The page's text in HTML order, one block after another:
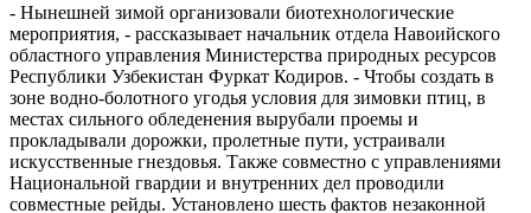
- Нынешней зимой организовали биотехнологические
мероприятия, - рассказывает начальник отдела Навоийского
областного управления Министерства природных ресурсов
Республики Узбекистан Фуркат Кодиров. - Чтобы создать в
зоне водно-болотного угодья условия для зимовки птиц, в
местах сильного обледенения вырубали проемы и
прокладывали дорожки, пролетные пути, устраивали
искусственные гнездовья. Также совместно с управлениями
Национальной гвардии и внут­ренних дел проводили
совместные рейды. Установлено шесть фактов незаконной